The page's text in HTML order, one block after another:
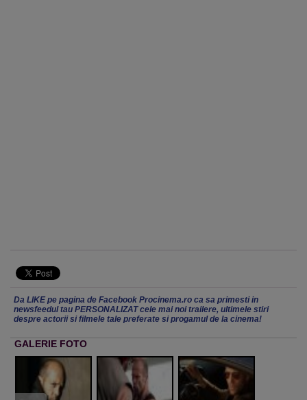
Da LIKE pe pagina de Facebook Procinema.ro ca sa primesti in
newsfeedul tau PERSONALIZAT cele mai noi trailere, ultimele stiri
despre actorii si filmele tale preferate si progamul de la cinema!
GALERIE FOTO